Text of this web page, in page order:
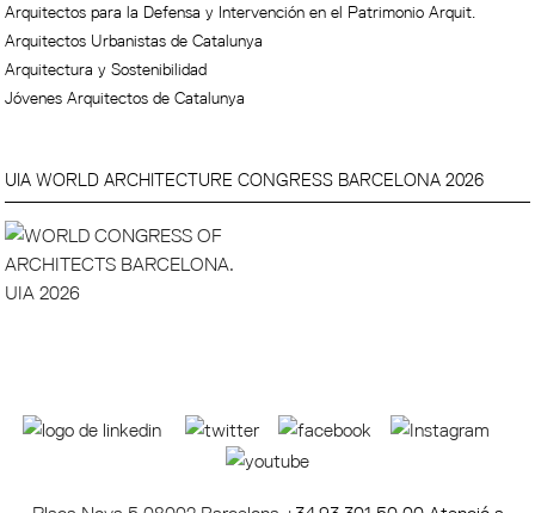
Arquitectos para la Defensa y Intervención en el Patrimonio Arquit.
Arquitectos Urbanistas de Catalunya
Arquitectura y Sostenibilidad
Jóvenes Arquitectos de Catalunya
UIA WORLD ARCHITECTURE CONGRESS BARCELONA 2026